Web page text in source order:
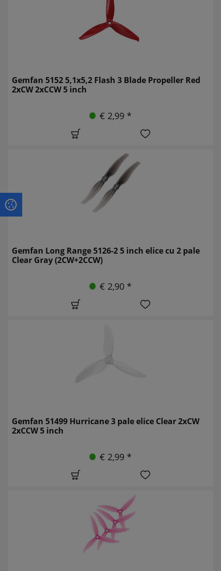
Gemfan 5152 5,1x5,2 Flash 3 Blade Propeller Red
2xCW 2xCCW 5 inch
€ 2,99 *
Gemfan Long Range 5126-2 5 inch elice cu 2 pale
Clear Gray (2CW+2CCW)
€ 2,90 *
Gemfan 51499 Hurricane 3 pale elice Clear 2xCW
2xCCW 5 inch
€ 2,99 *